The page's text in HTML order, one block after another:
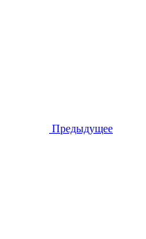
Предыдущее